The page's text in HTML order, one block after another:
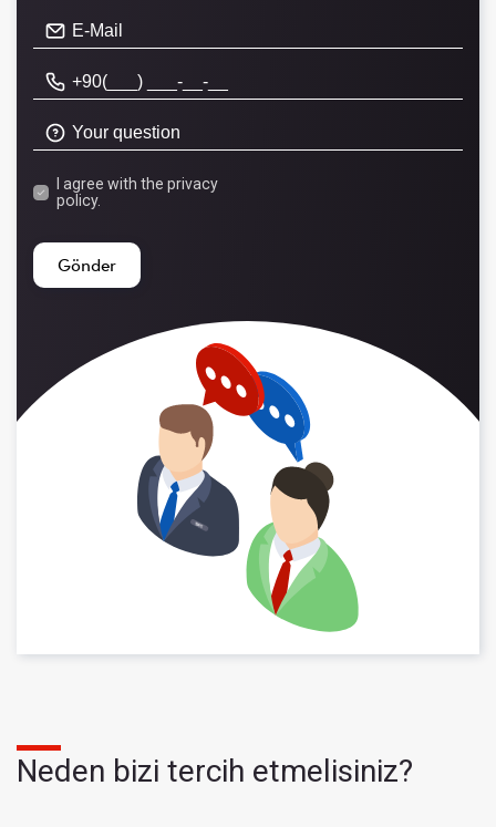
Gönder
I agree with the privacy
policy.
Neden bizi tercih etmelisiniz?